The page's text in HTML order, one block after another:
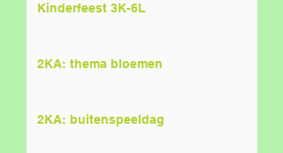
Kinderfeest 3K-6L
2KA: thema bloemen
2KA: buitenspeeldag